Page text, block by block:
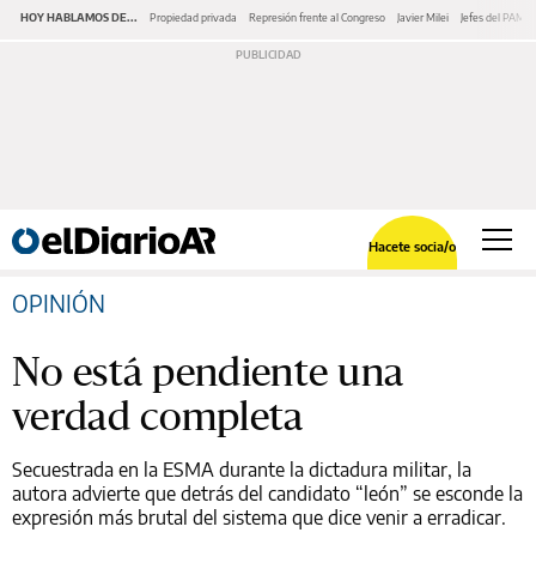
HOY HABLAMOS DE... Propiedad privada Represión frente al Congreso Javier Milei Jefes del PAMI
Hacete socia/o
OPINIÓN
No está pendiente una
verdad completa
Secuestrada en la ESMA durante la dictadura militar, la
autora advierte que detrás del candidato “león” se esconde la
expresión más brutal del sistema que dice venir a erradicar.